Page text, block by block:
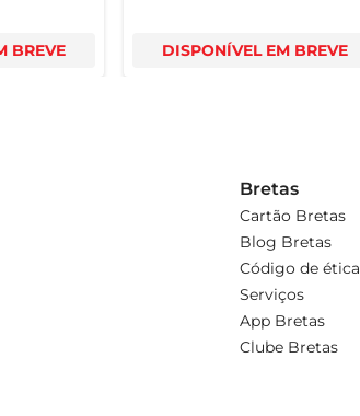
BREVE DISPONÍVEL EM BREVE
Bretas
Cartão Bretas
Blog Bretas
Código de ética
Serviços
App Bretas
Clube Bretas